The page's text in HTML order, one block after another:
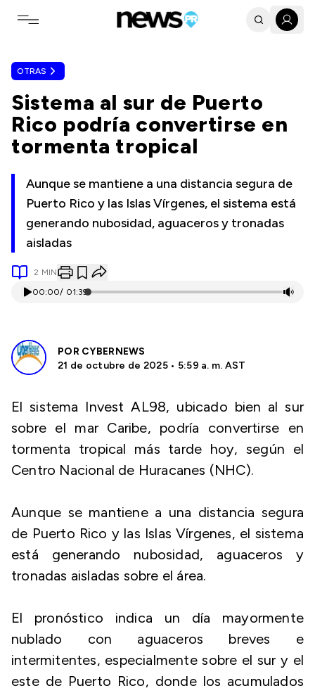
Toggle navigation menu
OTRAS
Sistema al sur de Puerto
Rico podría convertirse en
tormenta tropical
Aunque se mantiene a una distancia segura de
Puerto Rico y las Islas Vírgenes, el sistema está
generando nubosidad, aguaceros y tronadas
aisladas
2 MIN
00:00/ 01:39
POR CYBERNEWS
21 de octubre de 2025 • 5:59 a. m. AST
El sistema Invest AL98, ubicado bien al sur
sobre el mar Caribe, podría convertirse en
tormenta tropical más tarde hoy, según el
Centro Nacional de Huracanes (NHC).
Aunque se mantiene a una distancia segura
de Puerto Rico y las Islas Vírgenes, el sistema
está generando nubosidad, aguaceros y
tronadas aisladas sobre el área.
El pronóstico indica un día mayormente
nublado con aguaceros breves e
intermitentes, especialmente sobre el sur y el
este de Puerto Rico, donde los acumulados